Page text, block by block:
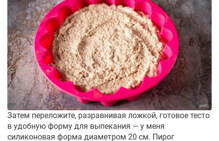
Затем переложите, разравнивая ложкой, готовое тесто
в удобную форму для выпекания — у меня
силиконовая форма диаметром 20 см. Пирог